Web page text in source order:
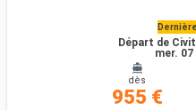
Départ de
mer.
dès
955 €